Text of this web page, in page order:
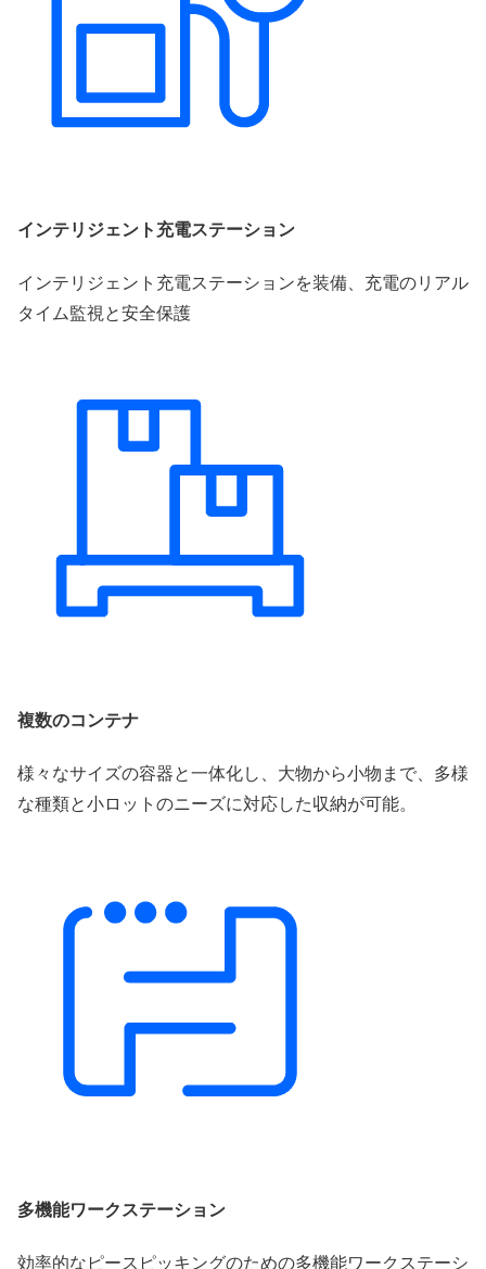
インテリジェント充電ステーション
インテリジェント充電ステーションを装備、充電のリアル
タイム監視と安全保護
複数のコンテナ
様々なサイズの容器と一体化し、大物から小物まで、多様
な種類と小ロットのニーズに対応した収納が可能。
多機能ワークステーション
効率的なピースピッキングのための多機能ワークステーシ